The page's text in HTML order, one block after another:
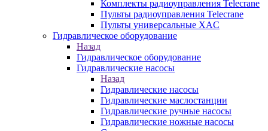
Комплекты радиоуправления Telecrane
Пульты радиоуправления Telecrane
Пульты универсальные XAC
Гидравлическое оборудование
Назад
Гидравлическое оборудование
Гидравлические насосы
Назад
Гидравлические насосы
Гидравлические маслостанции
Гидравлические ручные насосы
Гидравлические ножные насосы